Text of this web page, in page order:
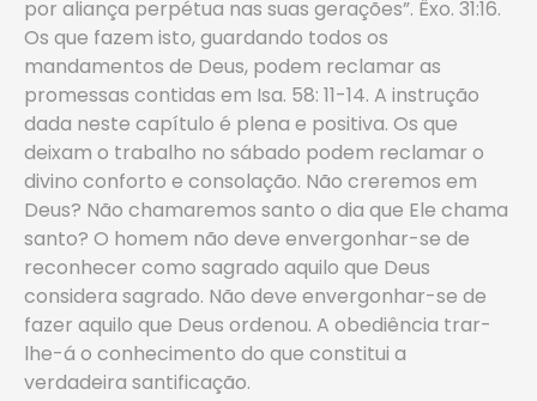
por aliança perpétua nas suas gerações”. Êxo. 31:16.
Os que fazem isto, guardando todos os
mandamentos de Deus, podem reclamar as
promessas contidas em Isa. 58: 11-14. A instrução
dada neste capítulo é plena e positiva. Os que
deixam o trabalho no sábado podem reclamar o
divino conforto e consolação. Não creremos em
Deus? Não chamaremos santo o dia que Ele chama
santo? O homem não deve envergonhar-se de
reconhecer como sagrado aquilo que Deus
considera sagrado. Não deve envergonhar-se de
fazer aquilo que Deus ordenou. A obediência trar-
lhe-á o conhecimento do que constitui a
verdadeira santificação.